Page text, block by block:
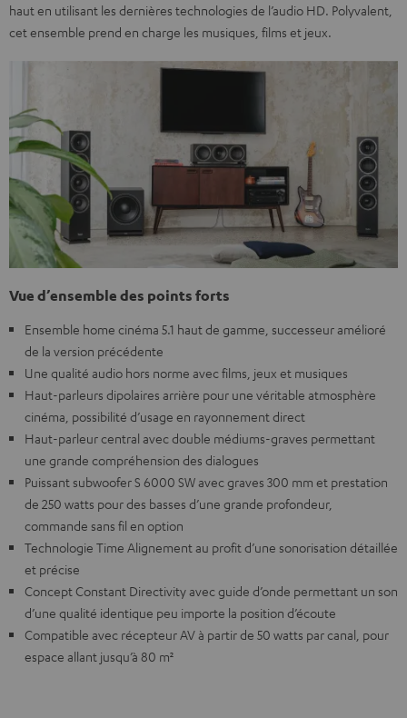
haut en utilisant les dernières technologies de l’audio HD. Polyvalent,
cet ensemble prend en charge les musiques, films et jeux.
Vue d’ensemble des points forts
Ensemble home cinéma 5.1 haut de gamme, successeur amélioré
de la version précédente
Une qualité audio hors norme avec films, jeux et musiques
Haut-parleurs dipolaires arrière pour une véritable atmosphère
cinéma, possibilité d’usage en rayonnement direct
Haut-parleur central avec double médiums-graves permettant
une grande compréhension des dialogues
Puissant subwoofer S 6000 SW avec graves 300 mm et prestation
de 250 watts pour des basses d’une grande profondeur,
commande sans fil en option
Technologie Time Alignement au profit d’une sonorisation détaillée
et précise
Concept Constant Directivity avec guide d’onde permettant un son
d’une qualité identique peu importe la position d’écoute
Compatible avec récepteur AV à partir de 50 watts par canal, pour
espace allant jusqu’à 80 m²